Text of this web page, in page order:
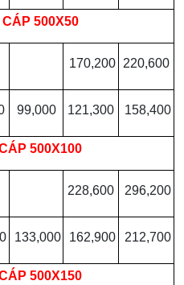
500X50
170,200 220,600
99,000 121,300 158,400
500X100
228,600 296,200
133,000 162,900 212,700
500X150